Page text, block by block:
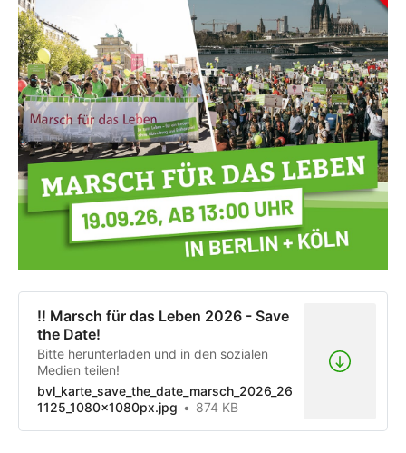
‼️ Marsch für das Leben 2026 - Save
the Date!
Bitte herunterladen und in den sozialen
Medien teilen!
bvl_karte_save_the_date_marsch_2026_26
1125_1080x1080px.jpg
874 KB